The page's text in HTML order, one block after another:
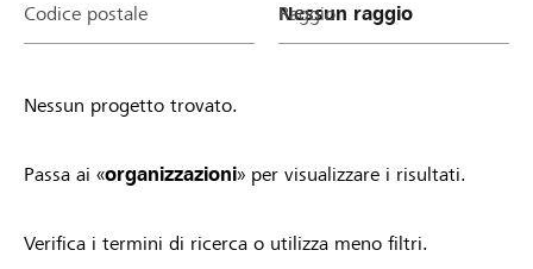
Codice postale Raggio
Nessun progetto trovato.
Passa ai «organizzazioni» per visualizzare i risultati.
Verifica i termini di ricerca o utilizza meno filtri.